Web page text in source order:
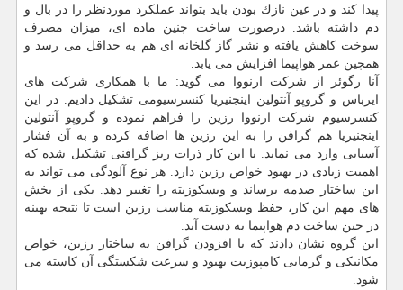
پیدا كند و در عین نازك بودن باید بتواند عملكرد موردنظر را در بال و
دم داشته باشد. درصورت ساخت چنین ماده ای، میزان مصرف
سوخت كاهش یافته و نشر گاز گلخانه ای هم به حداقل می رسد و
همچین عمر هواپیما افزایش می یابد.
آنا رگوئر از شركت ارنووا می گوید: ما با همكاری شركت های
ایرباس و گروپو آنتولین اینجنیریا كنسرسیومی تشكیل دادیم. در این
كنسرسیوم شركت ارنووا رزین را فراهم نموده و گروپو آنتولین
اینجنیریا هم گرافن را به این رزین ها اضافه كرده و به آن فشار
آسیابی وارد می نماید. با این كار ذرات ریز گرافنی تشكیل شده كه
اهمیت زیادی در بهبود خواص رزین دارد. هر نوع آلودگی می تواند به
این ساختار صدمه برساند و ویسكوزیته را تغییر دهد. یكی از بخش
های مهم این كار، حفظ ویسكوزیته مناسب رزین است تا نتیجه بهینه
در حین ساخت دم هواپیما به دست آید.
این گروه نشان دادند كه با افزودن گرافن به ساختار رزین، خواص
مكانیكی و گرمایی كامپوزیت بهبود و سرعت شكستگی آن كاسته می
شود.